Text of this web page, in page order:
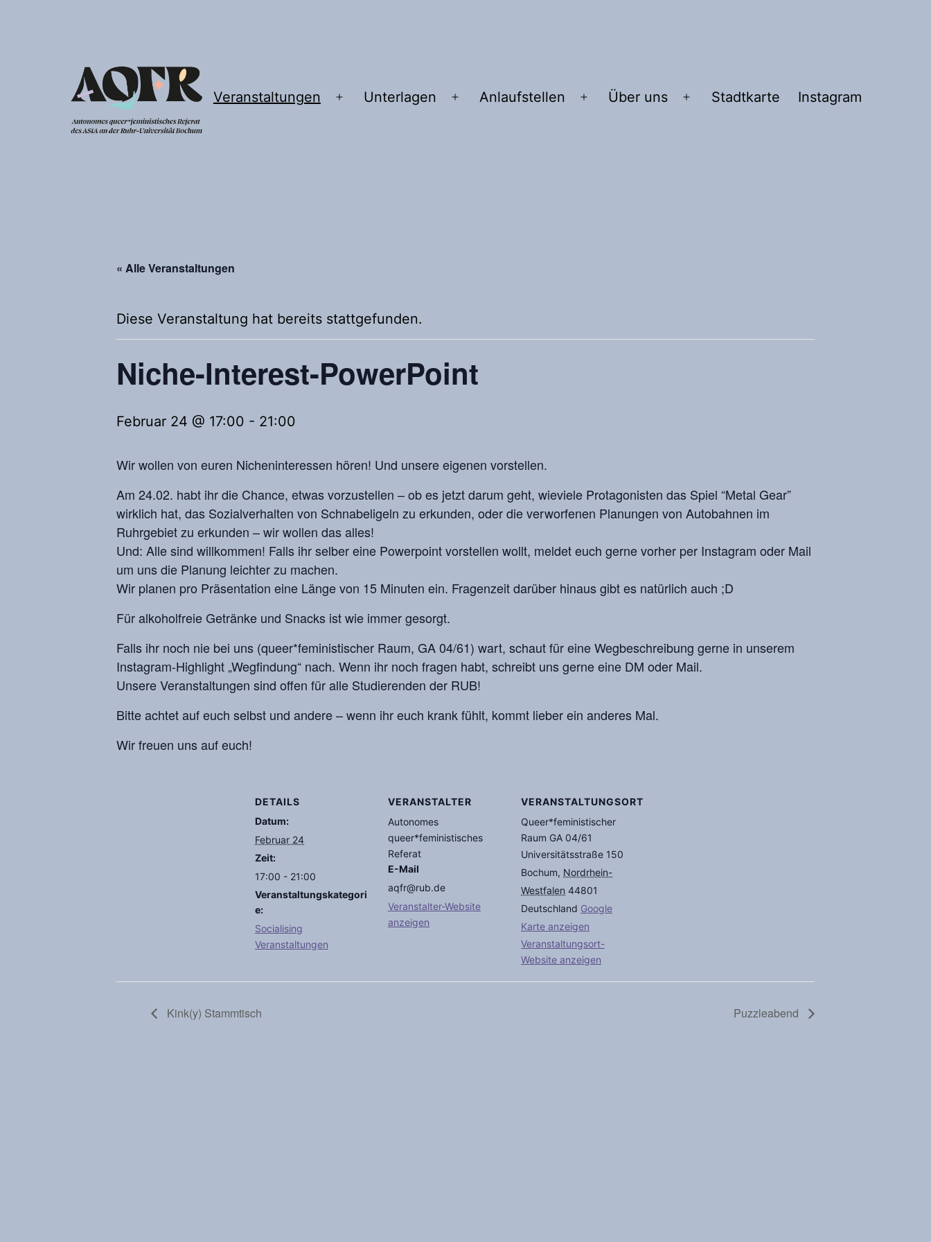
Veranstaltungen
Menü
Unterlagen
Menü
Anlaufstellen
Menü
Über uns
Menü
Stadtkarte Instagram
« Alle Veranstaltungen
Diese Veranstaltung hat bereits stattgefunden.
Niche-Interest-PowerPoint
Februar 24 @ 17:00 - 21:00
Wir wollen von euren Nicheninteressen hören! Und unsere eigenen vorstellen.
Am 24.02. habt ihr die Chance, etwas vorzustellen – ob es jetzt darum geht, wieviele Protagonisten das Spiel “Metal Gear”
wirklich hat, das Sozialverhalten von Schnabeligeln zu erkunden, oder die verworfenen Planungen von Autobahnen im
Ruhrgebiet zu erkunden – wir wollen das alles!
Und: Alle sind willkommen! Falls ihr selber eine Powerpoint vorstellen wollt, meldet euch gerne vorher per Instagram oder Mail
um uns die Planung leichter zu machen.
Wir planen pro Präsentation eine Länge von 15 Minuten ein. Fragenzeit darüber hinaus gibt es natürlich auch ;D
Für alkoholfreie Getränke und Snacks ist wie immer gesorgt.
Falls ihr noch nie bei uns (queer*feministischer Raum, GA 04/61) wart, schaut für eine Wegbeschreibung gerne in unserem
Instagram-Highlight „Wegfindung“ nach. Wenn ihr noch fragen habt, schreibt uns gerne eine DM oder Mail.
Unsere Veranstaltungen sind offen für alle Studierenden der RUB!
Bitte achtet auf euch selbst und andere – wenn ihr euch krank fühlt, kommt lieber ein anderes Mal.
Wir freuen uns auf euch!
DETAILS
Datum:
Februar 24
Zeit:
17:00 - 21:00
Veranstaltungskategori
e:
Socialising
Veranstaltungen
VERANSTALTER
Autonomes
queer*feministisches
Referat
E-Mail
aqfr@rub.de
Veranstalter-Website
anzeigen
VERANSTALTUNGSORT
Queer*feministischer
Raum GA 04/61
Universitätsstraße 150
Bochum, Nordrhein-
Westfalen 44801
Deutschland Google
Karte anzeigen
Veranstaltungsort-
Website anzeigen
Kink(y) Stammtisch Puzzleabend